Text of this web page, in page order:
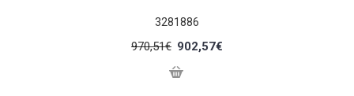
3281886
970,51€ 902,57€